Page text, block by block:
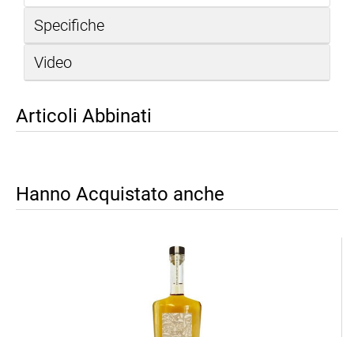
Specifiche
Video
Articoli Abbinati
Hanno Acquistato anche